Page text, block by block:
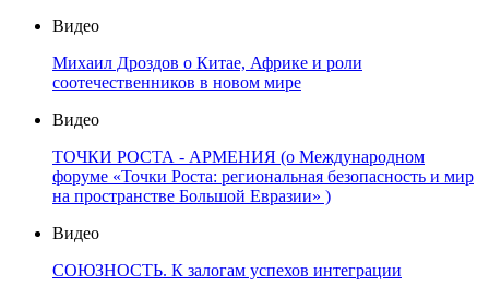
Видео
Михаил Дроздов о Китае, Африке и роли
соотечественников в новом мире
Видео
ТОЧКИ РОСТА - АРМЕНИЯ (о Международном
форуме «Точки Роста: региональная безопасность и мир
на пространстве Большой Евразии» )
Видео
СОЮЗНОСТЬ. К залогам успехов интеграции